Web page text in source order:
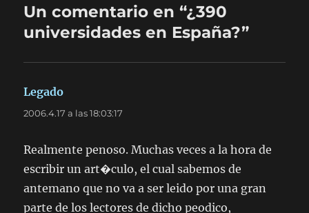
Un comentario en “¿390
universidades en España?”
Legado
2006.4.17 a las 18:03:17
Realmente penoso. Muchas veces a la hora de
escribir un art�culo, el cual sabemos de
antemano que no va a ser leido por una gran
parte de los lectores de dicho peodico,